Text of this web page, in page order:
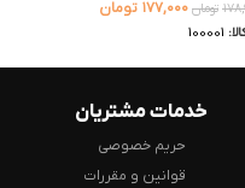
تومان ۱۷۷,۰۰۰ تومان
100001
خدمات مشتریان
حریم خصوصی
قوانین و مقررات